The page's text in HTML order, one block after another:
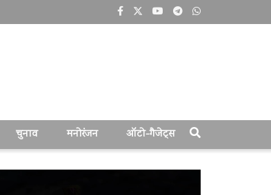
चुनाव मनोरंजन ऑटो-गैजेट्स